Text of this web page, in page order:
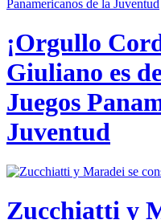
¡Orgullo
Giuliano es
Juegos
Juventud
Zucchiatti y